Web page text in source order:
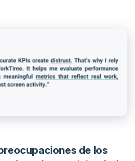
de los